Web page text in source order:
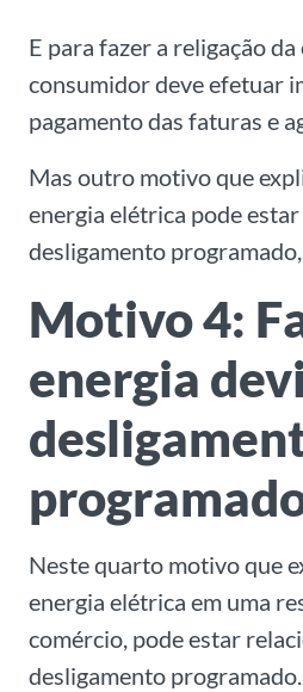
E para fazer a religação
consumidor deve efetuar
pagamento das faturas e
Mas outro motivo que
energia elétrica pode
desligamento
Motivo 4:
energia
Neste quarto motivo que
energia elétrica em uma
comércio, pode estar
desligamento programado.